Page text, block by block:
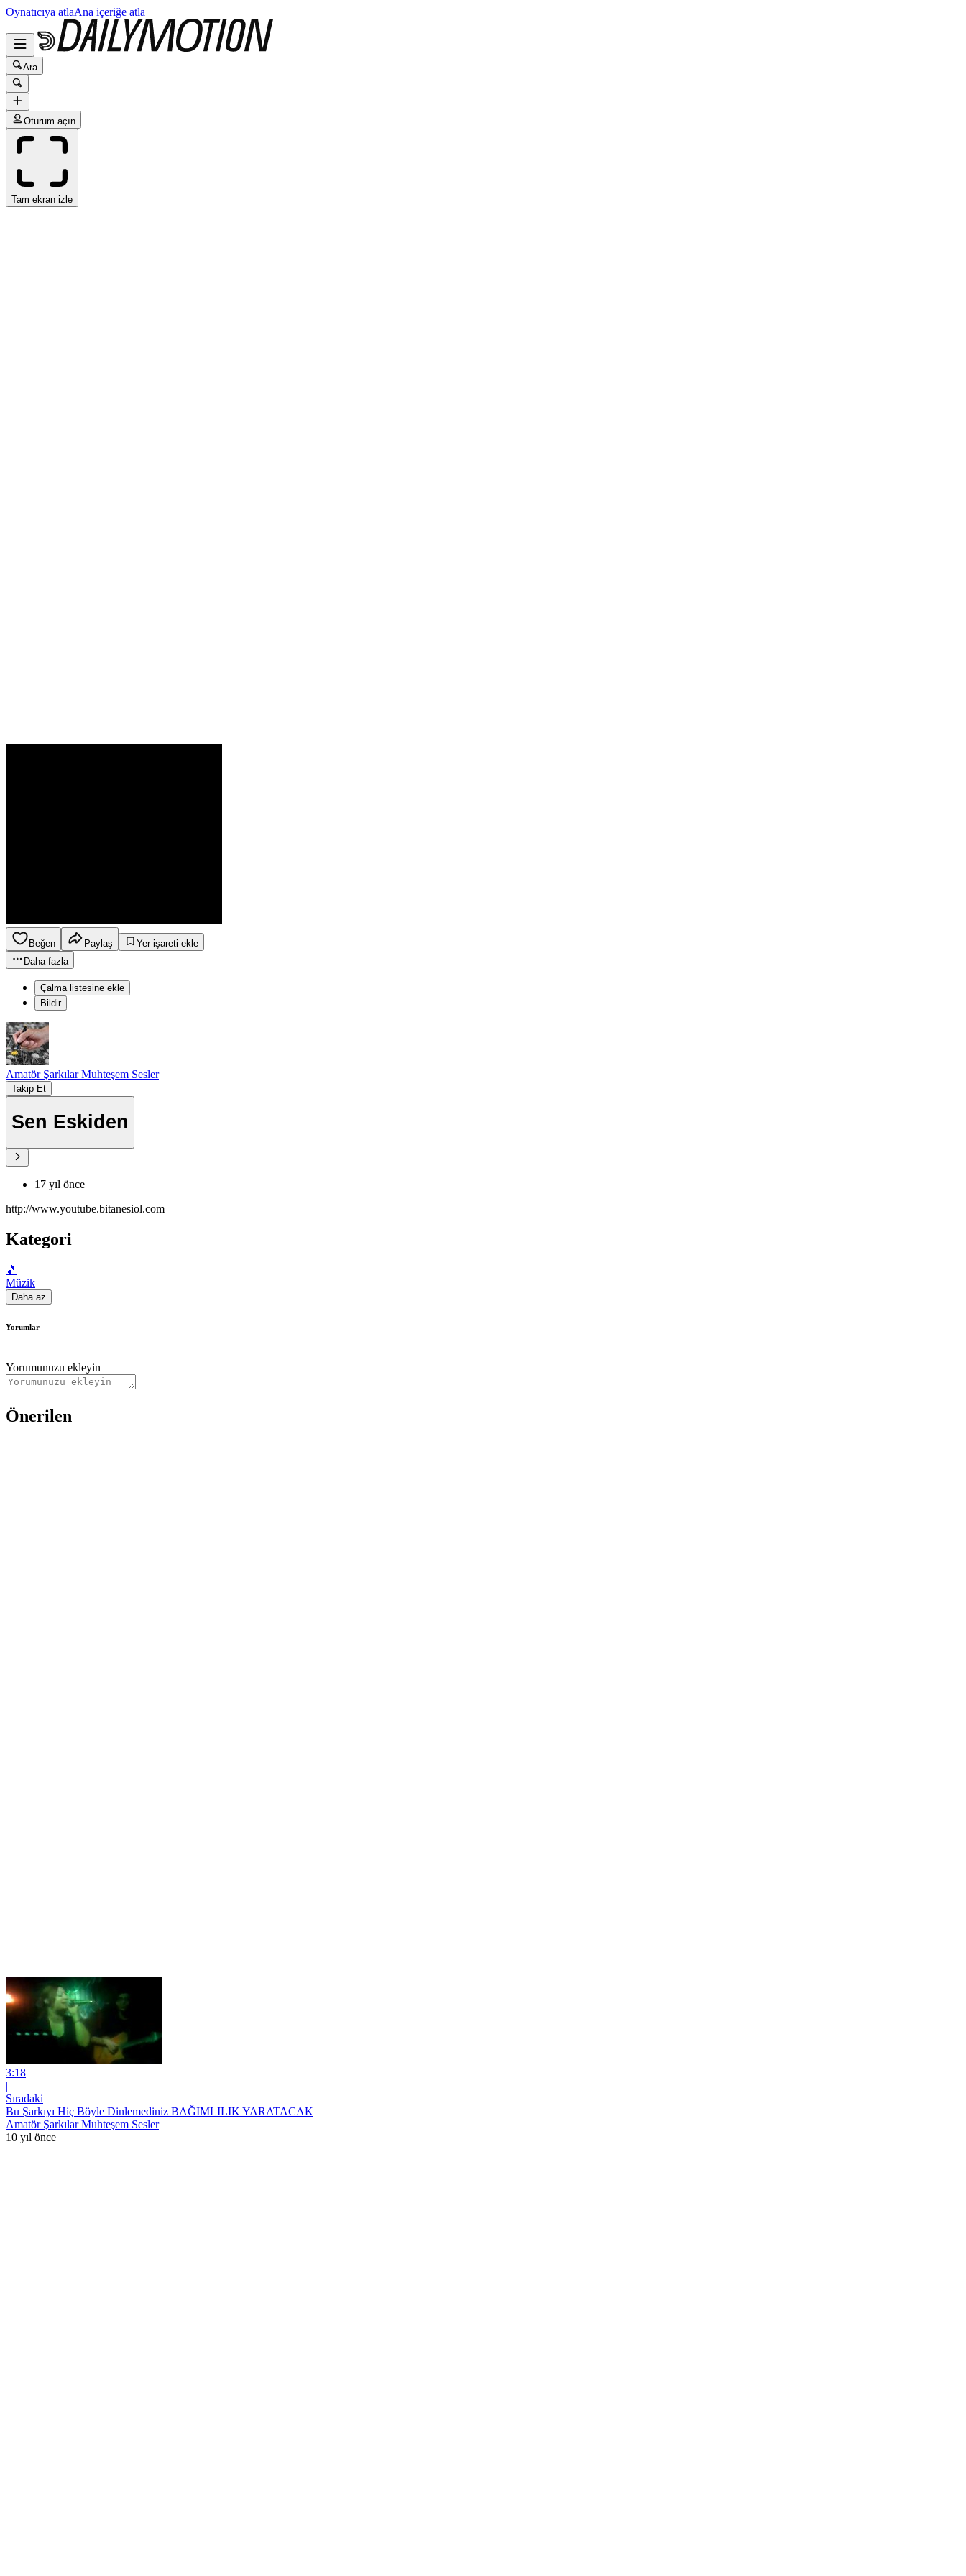
Oynatıcıya atlaAna içeriğe atla
Ara
Oturum açın
Tam ekran izle
Beğen Paylaş
Yer işareti ekle
Daha fazla
Çalma listesine ekle
Bildir
Amatör Şarkılar Muhteşem Sesler
Takip Et
Sen Eskiden
17 yıl önce
http://www.youtube.bitanesiol.com
Kategori
🎵
Müzik
Daha az
Yorumlar
Yorumunuzu ekleyin
Önerilen
3:18
|
Sıradaki
Bu Şarkıyı Hiç Böyle Dinlemediniz BAĞIMLILIK YARATACAK
Amatör Şarkılar Muhteşem Sesler
10 yıl önce